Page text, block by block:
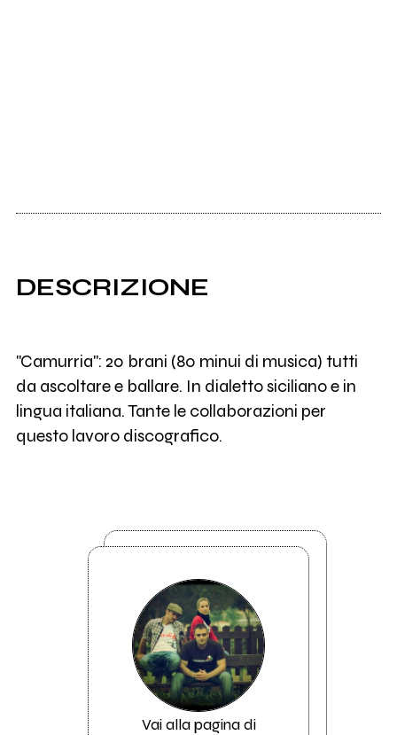
DESCRIZIONE
"Camurria": 20 brani (80 minui di musica) tutti
da ascoltare e ballare. In dialetto siciliano e in
lingua italiana. Tante le collaborazioni per
questo lavoro discografico.
Vai alla pagina di